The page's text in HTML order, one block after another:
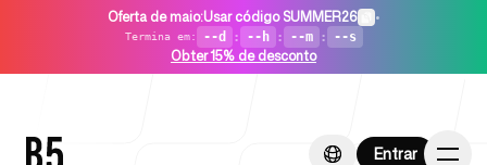
Oferta de maio:Usar código SUMMER26 •
Termina em: --d : --h : --m : --s
Obter 15% de desconto
Entrar
Entrar